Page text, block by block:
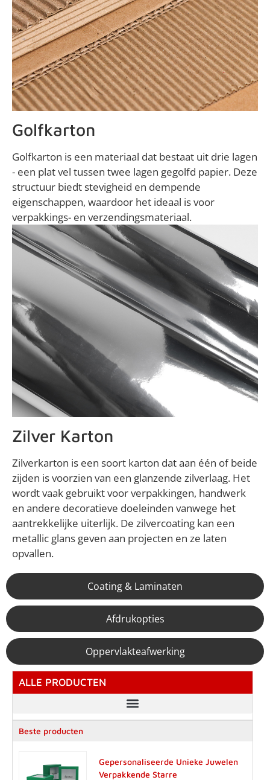
ALLE PRODUCTEN
Beste producten
Gepersonaliseerde Unieke Juwelen
Verpakkende Starre
Coating & Laminaten
Afdrukopties
Oppervlakteafwerking
Golfkarton
Golfkarton is een materiaal dat bestaat uit drie lagen
- een plat vel tussen twee lagen gegolfd papier. Deze
structuur biedt stevigheid en dempende
eigenschappen, waardoor het ideaal is voor
verpakkings- en verzendingsmateriaal.
Zilver Karton
Zilverkarton is een soort karton dat aan één of beide
zijden is voorzien van een glanzende zilverlaag. Het
wordt vaak gebruikt voor verpakkingen, handwerk
en andere decoratieve doeleinden vanwege het
aantrekkelijke uiterlijk. De zilvercoating kan een
metallic glans geven aan projecten en ze laten
opvallen.